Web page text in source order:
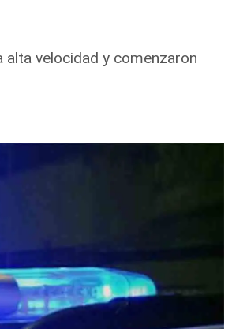
velocidad y comenzaron